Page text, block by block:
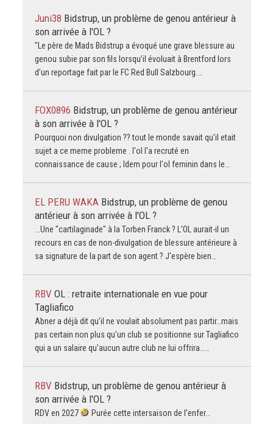
Juni38 Bidstrup, un problème de genou antérieur à
son arrivée à l'OL ?
"Le père de Mads Bidstrup a évoqué une grave blessure au
genou subie par son fils lorsqu’il évoluait à Brentford lors
d’un reportage fait par le FC Red Bull Salzbourg.…
FOX0896 Bidstrup, un problème de genou antérieur
à son arrivée à l'OL ?
Pourquoi non divulgation ?? tout le monde savait qu'il etait
sujet a ce meme probleme . l'ol l'a recruté en
connaissance de cause ; Idem pour l'ol feminin dans le…
EL PERU WAKA Bidstrup, un problème de genou
antérieur à son arrivée à l'OL ?
...Une "cartilaginade" à la Torben Franck ? L'OL aurait-il un
recours en cas de non-divulgation de blessure antérieure à
sa signature de la part de son agent ? J'espère bien…
RBV OL : retraite internationale en vue pour
Tagliafico
Abner a déjà dit qu’il ne voulait absolument pas partir…mais
pas certain non plus qu’un club se positionne sur Tagliafico
qui a un salaire qu’aucun autre club ne lui offrira……
RBV Bidstrup, un problème de genou antérieur à
son arrivée à l'OL ?
RDV en 2027 Purée cette intersaison de l’enfer…